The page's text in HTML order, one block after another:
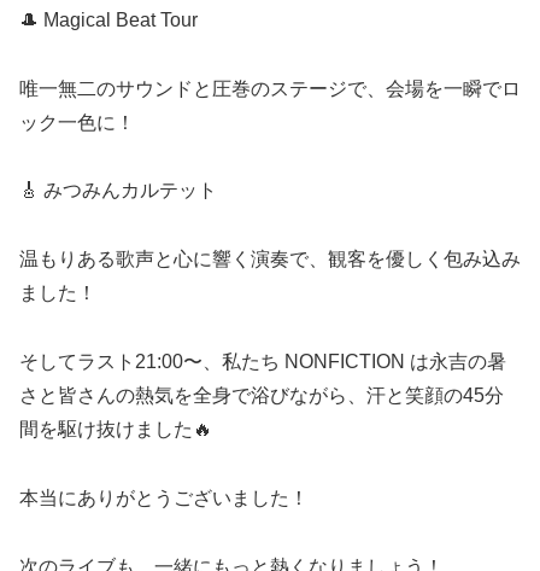
🎩 Magical Beat Tour
唯一無二のサウンドと圧巻のステージで、会場を一瞬でロ
ック一色に！
🎸 みつみんカルテット
温もりある歌声と心に響く演奏で、観客を優しく包み込み
ました！
そしてラスト21:00〜、私たち NONFICTION は永吉の暑
さと皆さんの熱気を全身で浴びながら、汗と笑顔の45分
間を駆け抜けました🔥
本当にありがとうございました！
次のライブも、一緒にもっと熱くなりましょう！